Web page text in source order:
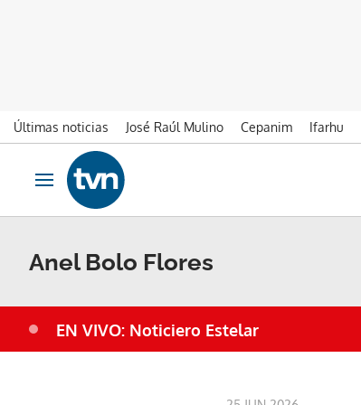
Últimas noticias José Raúl Mulino Cepanim Ifarhu
Ir al contenido
Obrir navegació
Anel Bolo Flores
EN VIVO: Noticiero Estelar